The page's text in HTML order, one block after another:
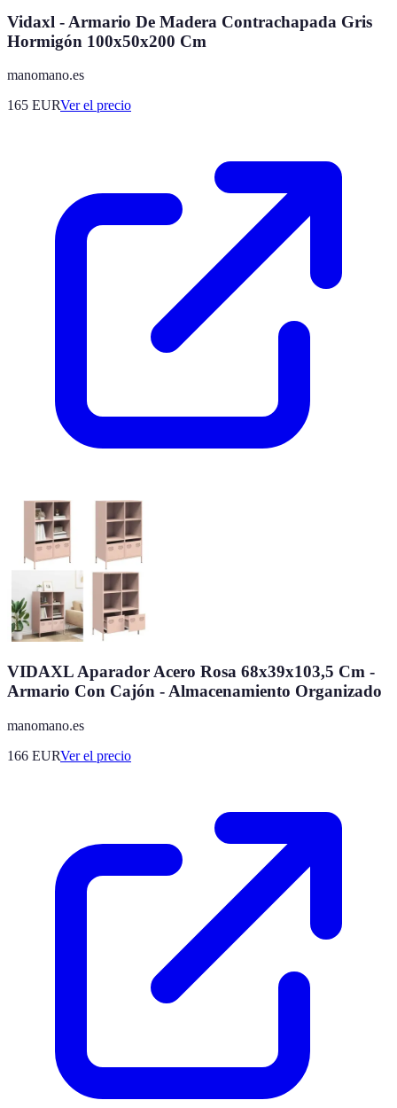
Vidaxl - Armario De Madera Contrachapada Gris
Hormigón 100x50x200 Cm
manomano.es
165 EURVer el precio
VIDAXL Aparador Acero Rosa 68x39x103,5 Cm -
Armario Con Cajón - Almacenamiento Organizado
manomano.es
166 EURVer el precio